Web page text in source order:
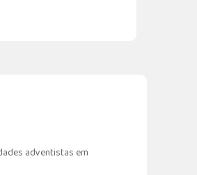
adventistas em